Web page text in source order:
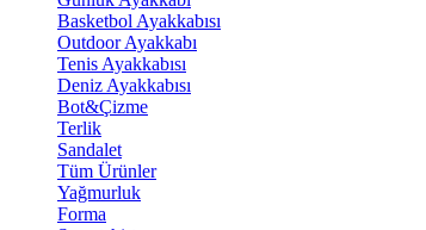
Basketbol Ayakkabısı
Outdoor Ayakkabı
Tenis Ayakkabısı
Deniz Ayakkabısı
Bot&Çizme
Terlik
Sandalet
Tüm Ürünler
Yağmurluk
Forma